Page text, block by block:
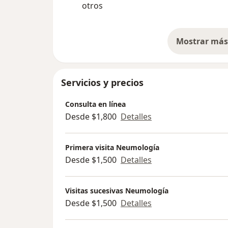
Actualmente, es médico adscrito en varios
donde ha coordinado actividades clínicas
derrame pleural, cáncer de pulmón, asma
sólido, hipertensión pulmonar y
otros
Mostrar
Servicios y precios
Consulta en línea
Desde $1,800 Detalles
Primera visita Neumología
Desde $1,500 Detalles
Visitas sucesivas Neumología
Desde $1,500 Detalles